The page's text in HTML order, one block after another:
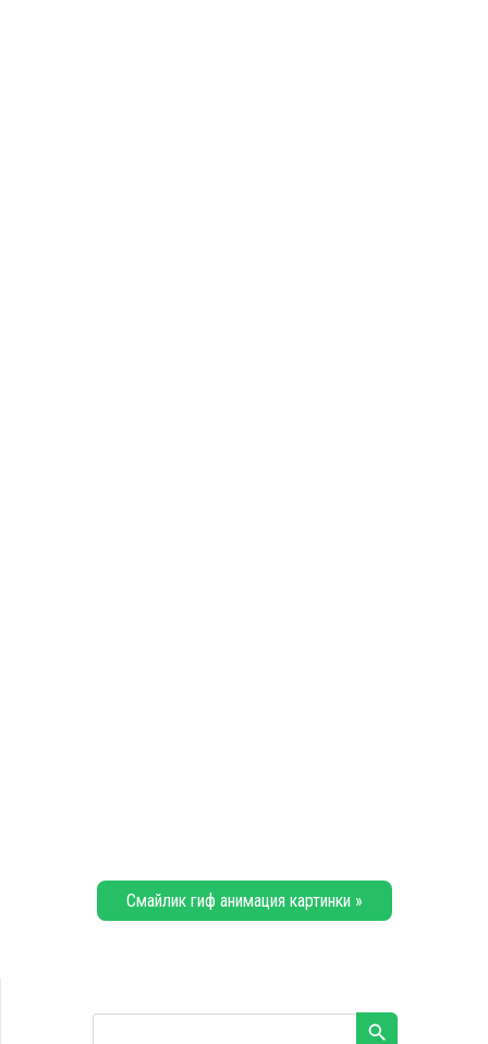
Смайлик гиф анимация картинки »